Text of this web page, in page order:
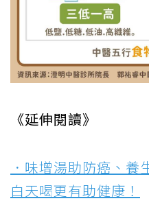
《延伸閱讀》
．味增湯助防癌、養
白天喝更有助健康！